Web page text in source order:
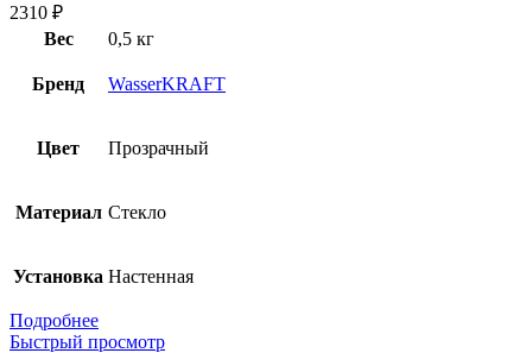
2310 ₽
Вес
0,5 кг
Бренд WasserKRAFT
Цвет Прозрачный
Материал Стекло
Установка Настенная
Подробнее
Быстрый просмотр